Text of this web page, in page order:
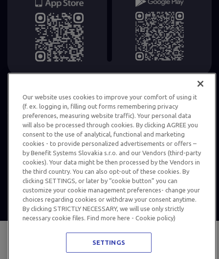
Ochrana informácií
Podmienky používania karty MultiSport
Vnútorný oznamovací systém
© 2024 Benefit Systems Slovakia s.r.o. Všetky práva vyhradené,
použitie informácií na iné ako súkromné účely je možné len
s písomným súhlasom – podrobnostiTU.
Our website uses cookies to improve your comfort of using it
(f. ex. logging in, filling out forms remembering privacy
preferences, measuring website traffic). Your personal data
will also be processed through cookies. By clicking AGREE you
consent to the use of analytical, functional and marketing
cookies - to provide personalized advertisements or offers –
by Benefit Systems Slovakia s.r.o. and our Vendors (third-party
cookies). Your data might be then processed by the Vendors in
the third country. You can also opt-out of these cookies. By
clicking SETTINGS, or later by “cookie button” you can
customize your cookie management preferences- change your
choices regarding cookies or withdraw your consent anytime.
By clicking STRICTLY NECESSARY, we will use only strictly
necessary cookie files. Find more here - Cookie policy)
SETTINGS